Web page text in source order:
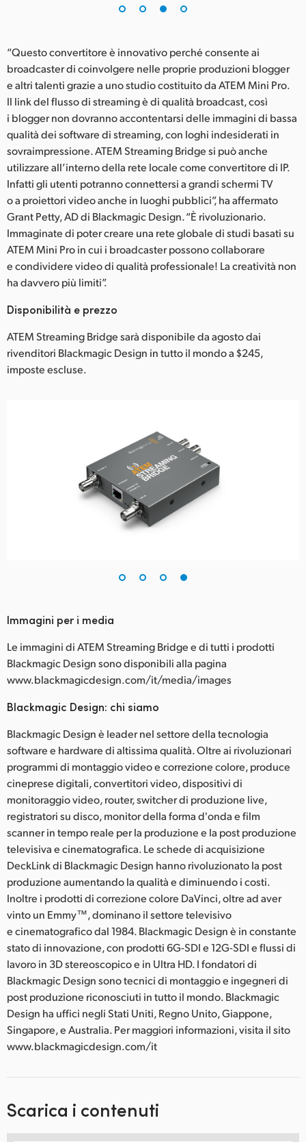
“Questo convertitore è innovativo perché consente ai
broadcaster di coinvolgere nelle proprie produzioni blogger
e altri talenti grazie a uno studio costituito da ATEM Mini Pro.
Il link del flusso di streaming è di qualità broadcast, così
i blogger non dovranno accontentarsi delle immagini di bassa
qualità dei software di streaming, con loghi indesiderati in
sovraimpressione. ATEM Streaming Bridge si può anche
utilizzare all’interno della rete locale come convertitore di IP.
Infatti gli utenti potranno connettersi a grandi schermi TV
o a proiettori video anche in luoghi pubblici”, ha affermato
Grant Petty, AD di Blackmagic Design. “È rivoluzionario.
Immaginate di poter creare una rete globale di studi basati su
ATEM Mini Pro in cui i broadcaster possono collaborare
e condividere video di qualità professionale! La creatività non
ha davvero più limiti”.
Disponibilità e prezzo
ATEM Streaming Bridge sarà disponibile da agosto dai
rivenditori Blackmagic Design in tutto il mondo a $245,
imposte escluse.
Immagini per i media
Le immagini di ATEM Streaming Bridge e di tutti i prodotti
Blackmagic Design sono disponibili alla pagina
www.blackmagicdesign.com/it/media/images
Blackmagic Design: chi siamo
Blackmagic Design è leader nel settore della tecnologia
software e hardware di altissima qualità. Oltre ai rivoluzionari
programmi di montaggio video e correzione colore, produce
cineprese digitali, convertitori video, dispositivi di
monitoraggio video, router, switcher di produzione live,
registratori su disco, monitor della forma d'onda e film
scanner in tempo reale per la produzione e la post produzione
televisiva e cinematografica. Le schede di acquisizione
DeckLink di Blackmagic Design hanno rivoluzionato la post
produzione aumentando la qualità e diminuendo i costi.
Inoltre i prodotti di correzione colore DaVinci, oltre ad aver
vinto un Emmy™, dominano il settore televisivo
e cinematografico dal 1984. Blackmagic Design è in constante
stato di innovazione, con prodotti 6G-SDI e 12G-SDI e flussi di
lavoro in 3D stereoscopico e in Ultra HD. I fondatori di
Blackmagic Design sono tecnici di montaggio e ingegneri di
post produzione riconosciuti in tutto il mondo. Blackmagic
Design ha uffici negli Stati Uniti, Regno Unito, Giappone,
Singapore, e Australia. Per maggiori informazioni, visita il sito
www.blackmagicdesign.com/it
Scarica i contenuti